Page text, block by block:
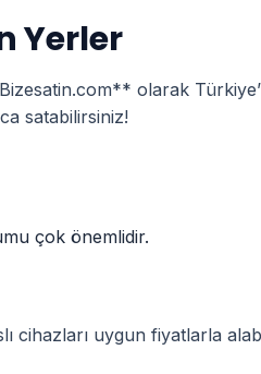
Yerler
olarak
satabilirsiniz!
çok önemlidir.
cihazları uygun fiyatlarla